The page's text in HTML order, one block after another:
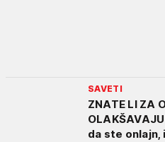
SAVETI
ZNATE LI ZA
da ste